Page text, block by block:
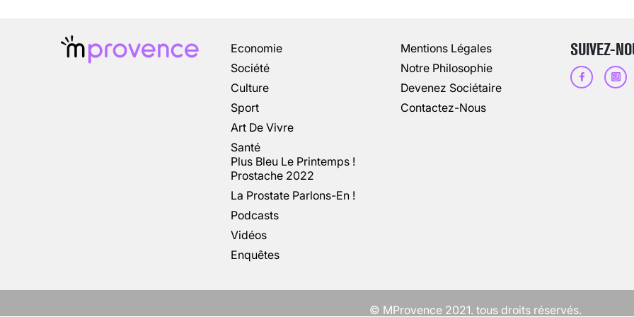
Economie
Société
Culture
Sport
Art De Vivre
Santé
Plus Bleu Le Printemps !
Prostache 2022
La Prostate Parlons-En !
Podcasts
Vidéos
Enquêtes
Mentions Légales
Notre Philosophie
Devenez Sociétaire
Contactez-Nous
SUIVEZ-
© MProvence 2021. tous droits réservés.